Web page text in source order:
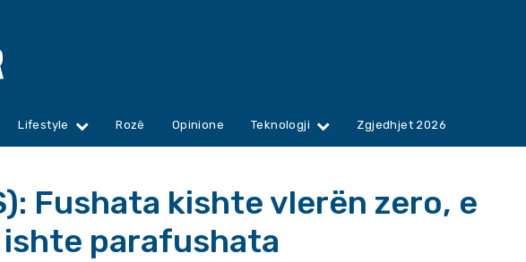
Lifestyle Rozë Opinione Teknologji Zgjedhjet 2026
Fushata kishte vlerën zero, e
parafushata